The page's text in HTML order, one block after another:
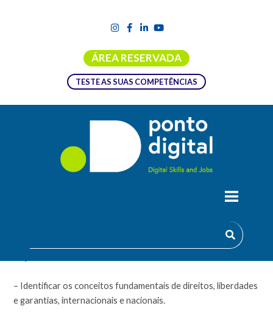
ÁREA RESERVADA
TESTE AS SUAS COMPETÊNCIAS
– Identificar os conceitos fundamentais de direitos, liberdades
e garantias, internacionais e nacionais.